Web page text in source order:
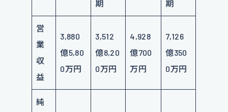
期
期
営
業
収
益
3,880
億5,80
0万円
3,512
億8,20
0万円
4,928
億700
万円
7,126
億350
0万円
純